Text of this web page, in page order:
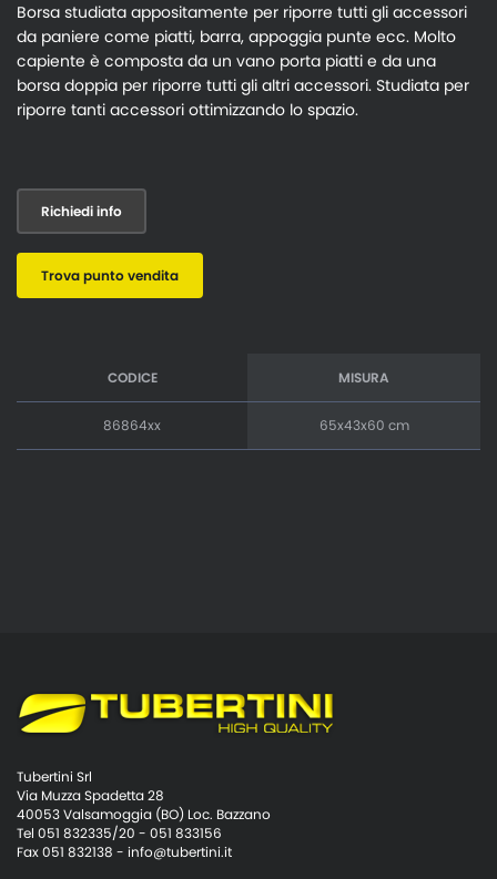
Borsa studiata appositamente per riporre tutti gli accessori
da paniere come piatti, barra, appoggia punte ecc. Molto
capiente è composta da un vano porta piatti e da una
borsa doppia per riporre tutti gli altri accessori. Studiata per
riporre tanti accessori ottimizzando lo spazio.
Richiedi info
Trova punto vendita
CODICE MISURA
86864xx 65x43x60 cm
Tubertini Srl
Via Muzza Spadetta 28
40053 Valsamoggia (BO) Loc. Bazzano
Tel 051 832335/20 - 051 833156
Fax 051 832138 - info@tubertini.it